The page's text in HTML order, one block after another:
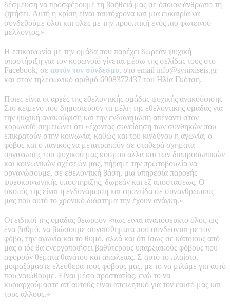
δέσμευση να προσφέρουμε τη βοήθειά μας σε όποιον άνθρωπο τη
ζητήσει. Αυτή η κρίση είναι ταυτόχρονα και μια ευκαιρία να
συνδεθούμε όλοι και όλες με την προοπτική ενός πιο φωτεινού
μέλλοντος.»
Η επικοινωνία με την ομάδα που παρέχει δωρεάν ψυχική
υποστήριξη για τον κορωνοϊό γίνεται μέσω της σελίδας τους στο
Facebook, σε αυτόν τον σύνδεσμο, στο email info@synixiseis.gr
και στον τηλεφωνικό αριθμό 6908372437 του Ηλία Γκότση.
Ποιες είναι οι αρχές της εθελοντικής ομάδας ψυχικής ανακούφισης
Στο κείμενο που δημοσιεύουν τα μέλη της εθελοντικής ομάδας για
την ψυχική ανακούφιση και την ενδυνάμωση απέναντι στον
κορωνοϊό σημειώνει ότι «έχοντας συνείδηση των συνθηκών που
επικρατούν στην κοινωνία, καθώς και του κινδύνου η αγωνία, ο
φόβος και ο πανικός να μετατραπούν σε σταθερά σχήματα
οργάνωσης του ψυχικού μας κόσμου αλλά και των διαπροσωπικών
και κοινωνικών σχέσεών μας, πήραμε την πρωτοβουλία να
οργανώσουμε, σε εθελοντική βάση, μια υπηρεσία παροχής
ψυχοκοινωνικής υποστήριξης, δωρεάν και εξ αποστάσεως. Ο
σκοπός της είναι η ενδυνάμωση και φροντίδα σε συνανθρώπους
μας που αυτό το χρονικό διάστημα την έχουν ανάγκη.»
Οι ειδικοί της ομάδας θεωρούν «πως είναι αναπόφευκτο όλοι, ως
ένα βαθμό, να βιώσουμε συναισθήματα που συνδέονται με τον
φόβο, την αγωνία και το θυμό, αλλά και ότι ίσως σε κάποιους από
μας ο ιός θα ενεργοποιήσει βαθύτερους υπαρξιακούς φόβους που
αφορούν θέματα θανάτου και απώλειας. Σ΄αυτό το πλαίσιο,
μοιραζόμαστε ελεύθερα τους φόβους μας, με το να μιλάμε για αυτό
που νοιώθουμε. Είναι μέσο προστασίας, ενώ το να
κυριαρχούμαστε απ΄αυτούς είναι απειλητικό για τον εαυτό μας και
τους άλλους.»